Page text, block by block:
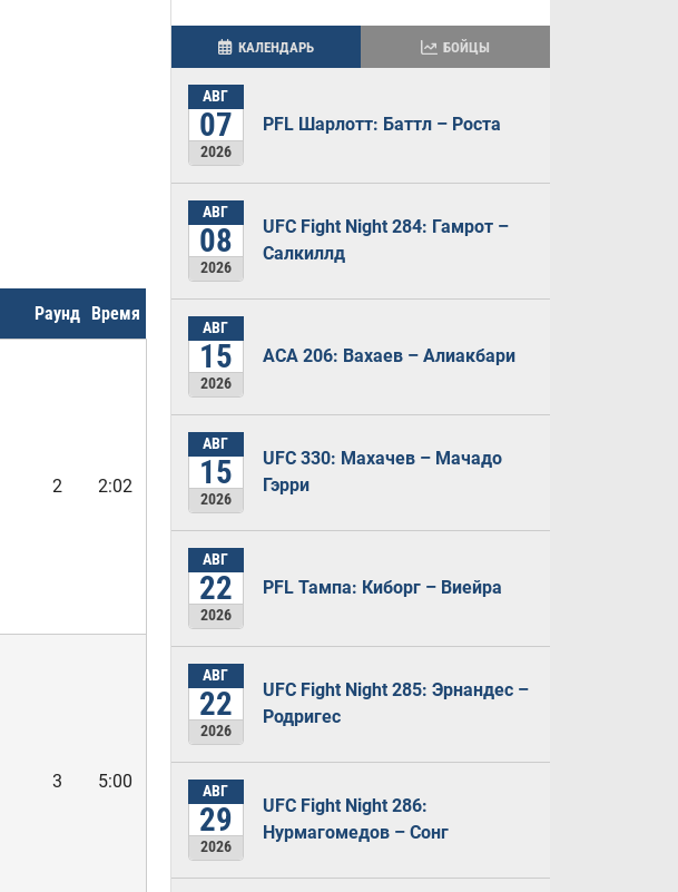
Раунд Время
2 2:02
3 5:00
КАЛЕНДАРЬ БОЙЦЫ
АВГ
07
2026
PFL Шарлотт: Баттл – Роста
АВГ
08
2026
UFC Fight Night 284: Гамрот –
Салкиллд
АВГ
15
2026
ACA 206: Вахаев – Алиакбари
АВГ
15
2026
UFC 330: Махачев – Мачадо
Гэрри
АВГ
22
2026
PFL Тампа: Киборг – Виейра
АВГ
22
2026
UFC Fight Night 285: Эрнандес –
Родригес
АВГ
29
2026
UFC Fight Night 286:
Нурмагомедов – Сонг